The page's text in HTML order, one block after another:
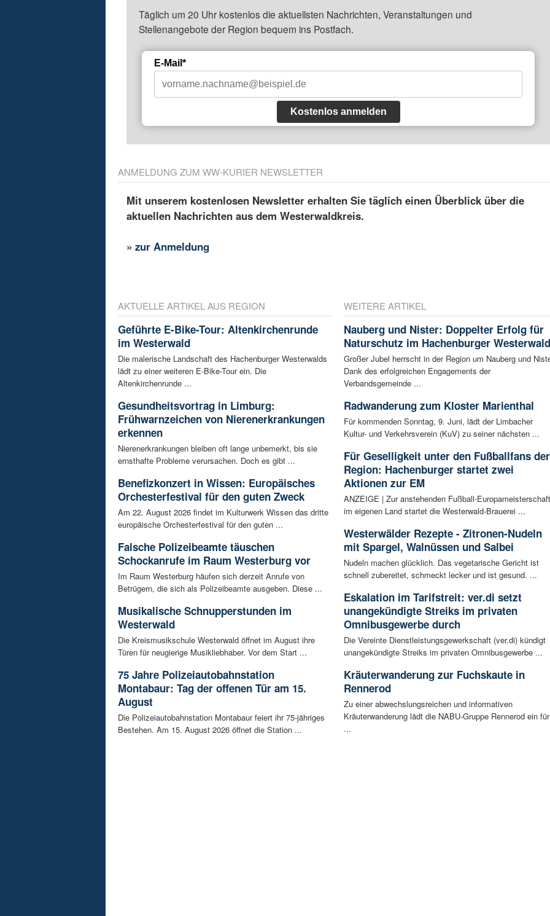
Täglich um 20 Uhr kostenlos die aktuellsten Nachrichten, Veranstaltungen und
Stellenangebote der Region bequem ins Postfach.
E-Mail*
Kostenlos anmelden
ANMELDUNG ZUM WW-KURIER NEWSLETTER
Mit unserem kostenlosen Newsletter erhalten Sie täglich einen Überblick über die
aktuellen Nachrichten aus dem Westerwaldkreis.
»zur Anmeldung
AKTUELLE ARTIKEL AUS REGION
Geführte E-Bike-Tour: Altenkirchenrunde
im Westerwald
Die malerische Landschaft des Hachenburger Westerwalds
lädt zu einer weiteren E-Bike-Tour ein. Die
Altenkirchenrunde ...
Gesundheitsvortrag in Limburg:
Frühwarnzeichen von Nierenerkrankungen
erkennen
Nierenerkrankungen bleiben oft lange unbemerkt, bis sie
ernsthafte Probleme verursachen. Doch es gibt ...
Benefizkonzert in Wissen: Europäisches
Orchesterfestival für den guten Zweck
Am 22. August 2026 findet im Kulturwerk Wissen das dritte
europäische Orchesterfestival für den guten ...
Falsche Polizeibeamte täuschen
Schockanrufe im Raum Westerburg vor
Im Raum Westerburg häufen sich derzeit Anrufe von
Betrügern, die sich als Polizeibeamte ausgeben. Diese ...
Musikalische Schnupperstunden im
Westerwald
Die Kreismusikschule Westerwald öffnet im August ihre
Türen für neugierige Musikliebhaber. Vor dem Start ...
75 Jahre Polizeiautobahnstation
Montabaur: Tag der offenen Tür am 15.
August
Die Polizeiautobahnstation Montabaur feiert ihr 75-jähriges
Bestehen. Am 15. August 2026 öffnet die Station ...
WEITERE ARTIKEL
Nauberg und Nister: Doppelter Erfolg für
Naturschutz im Hachenburger Westerwald
Großer Jubel herrscht in der Region um Nauberg und
Dank des erfolgreichen Engagements der
Verbandsgemeinde ...
Radwanderung zum Kloster Marienthal
Für kommenden Sonntag, 9. Juni, lädt der Limbacher
Kultur- und Verkehrsverein (KuV) zu seiner nächsten ...
Für Geselligkeit unter den Fußballfans der
Region: Hachenburger startet zwei
Aktionen zur EM
ANZEIGE | Zur anstehenden Fußball-Europameisterschaft
im eigenen Land startet die Westerwald-Brauerei ...
Westerwälder Rezepte - Zitronen-Nudeln
mit Spargel, Walnüssen und Salbei
Nudeln machen glücklich. Das vegetarische Gericht ist
schnell zubereitet, schmeckt lecker und ist gesund. ...
Eskalation im Tarifstreit: ver.di setzt
unangekündigte Streiks im privaten
Omnibusgewerbe durch
Die Vereinte Dienstleistungsgewerkschaft (ver.di) kündigt
unangekündigte Streiks im privaten Omnibusgewerbe ...
Kräuterwanderung zur Fuchskaute in
Rennerod
Zu einer abwechslungsreichen und informativen
Kräuterwanderung lädt die NABU-Gruppe Rennerod ein für
...